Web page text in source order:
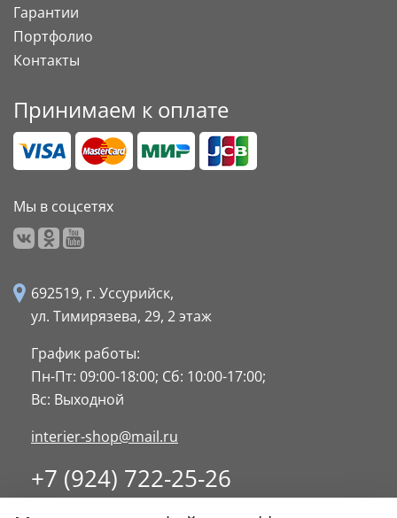
Гарантии
Портфолио
Контакты
Принимаем к оплате
Мы в соцсетях
692519, г. Уссурийск,
ул. Тимирязева, 29, 2 этаж
График работы:
Пн-Пт: 09:00-18:00; Сб: 10:00-17:00;
Вс: Выходной
interier-shop@mail.ru
+7 (924) 722-25-26
8 (4234) 32-17-89